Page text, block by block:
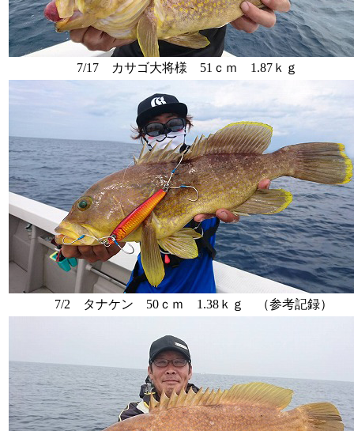
7/17 カサゴ大将様 51ｃｍ 1.87ｋｇ
7/2 タナケン 50ｃｍ 1.38ｋｇ （参考記録）